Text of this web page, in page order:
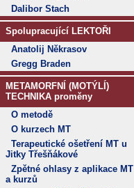
Dalibor Stach
Spolupracující LEKTOŘI
Anatolij Někrasov
Gregg Braden
METAMORFNÍ (MOTÝLÍ)
TECHNIKA proměny
O metodě
O kurzech MT
Terapeutické ošetření MT u
Jitky Třešňákové
Zpětné ohlasy z aplikace MT
a kurzů